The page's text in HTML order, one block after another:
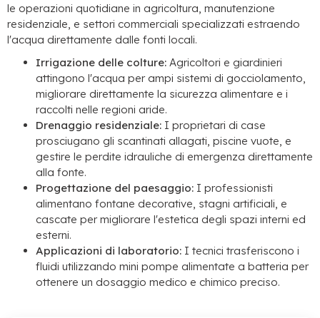
le operazioni quotidiane in agricoltura, manutenzione
residenziale, e settori commerciali specializzati estraendo
l'acqua direttamente dalle fonti locali.
Irrigazione delle colture: Agricoltori e giardinieri
attingono l'acqua per ampi sistemi di gocciolamento,
migliorare direttamente la sicurezza alimentare e i
raccolti nelle regioni aride.
Drenaggio residenziale: I proprietari di case
prosciugano gli scantinati allagati, piscine vuote, e
gestire le perdite idrauliche di emergenza direttamente
alla fonte.
Progettazione del paesaggio: I professionisti
alimentano fontane decorative, stagni artificiali, e
cascate per migliorare l'estetica degli spazi interni ed
esterni.
Applicazioni di laboratorio: I tecnici trasferiscono i
fluidi utilizzando mini pompe alimentate a batteria per
ottenere un dosaggio medico e chimico preciso.